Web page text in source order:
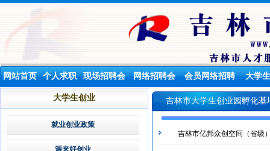
网站首页 个人求职 现场招聘会 网络招聘会 会员网络招聘 大学
大学生创业
就业创业政策
源来好创业
吉林市大学生创业园孵化基
吉林市亿邦众创空间（省级